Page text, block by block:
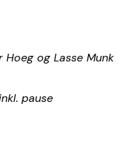
Hoeg og Lasse Munk
pause